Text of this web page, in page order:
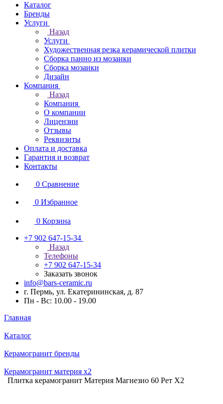
Каталог
Бренды
Услуги
Назад
Услуги
Художественная резка керамической плитки
Сборка панно из мозаики
Сборка мозаики
Дизайн
Компания
Назад
Компания
О компании
Лицензии
Отзывы
Реквизиты
Оплата и доставка
Гарантия и возврат
Контакты
0 Сравнение
0 Избранное
0 Корзина
+7 902 647-15-34
Назад
Телефоны
+7 902 647-15-34
Заказать звонок
info@bars-ceramic.ru
г. Пермь, ул. Екатерининская, д. 87
Пн - Вс: 10.00 - 19.00
Главная
Каталог
Керамогранит бренды
Керамогранит материя x2
Плитка керамогранит Материя Магнезио 60 Рет Х2